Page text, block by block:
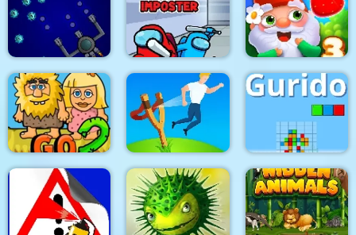
Heroes of Match 3 Tower Boom World of War Tanks
Space Module
We're Impostors : Kill
Together
Garden Tales 3
Adam and Eve Go 2 Angry Guys Gurido